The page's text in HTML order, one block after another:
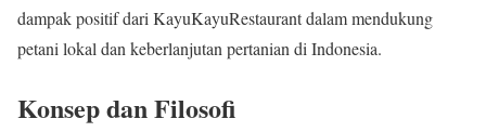
dampak positif dari KayuKayuRestaurant dalam mendukung
petani lokal dan keberlanjutan pertanian di Indonesia.
Konsep dan Filosofi